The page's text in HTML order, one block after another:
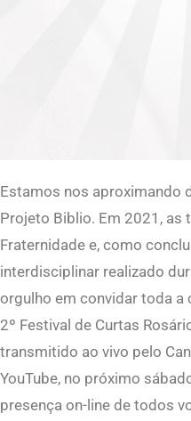
Estamos nos aproximando
Projeto Biblio. Em 2021, as
Fraternidade e, como
interdisciplinar realizado
orgulho em convidar toda
2º Festival de Curtas
transmitido ao vivo pelo
YouTube, no próximo
presença on-line de todos